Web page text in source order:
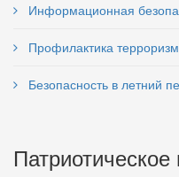
Информационная
Профилактика
Безопасность в летний